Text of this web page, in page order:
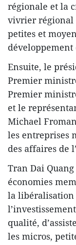
régionale et la
vivrier régional
petites et
développement
Ensuite, le
Premier
Premier
et le
Michael
les entreprises
des affaires de
Tran Dai
économies
la libéralisation
qualité,
les micros,